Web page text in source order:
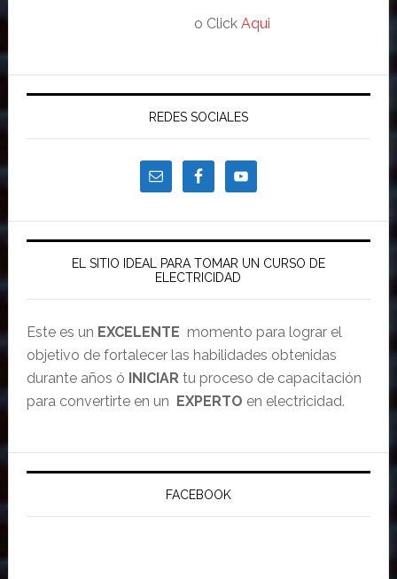
o Click Aqui
REDES SOCIALES
EL SITIO IDEAL PARA TOMAR UN CURSO DE
ELECTRICIDAD
Este es un EXCELENTE momento para lograr el
objetivo de fortalecer las habilidades obtenidas
durante años ó INICIAR tu proceso de capacitación
para convertirte en un EXPERTO en electricidad.
FACEBOOK